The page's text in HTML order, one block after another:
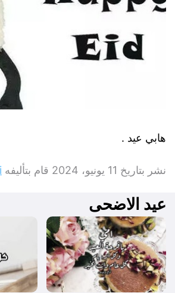
هابي عيد .
نشر بتاريخ 11 يونيو، 2024 قام بتأليفه
عيد الاضحى